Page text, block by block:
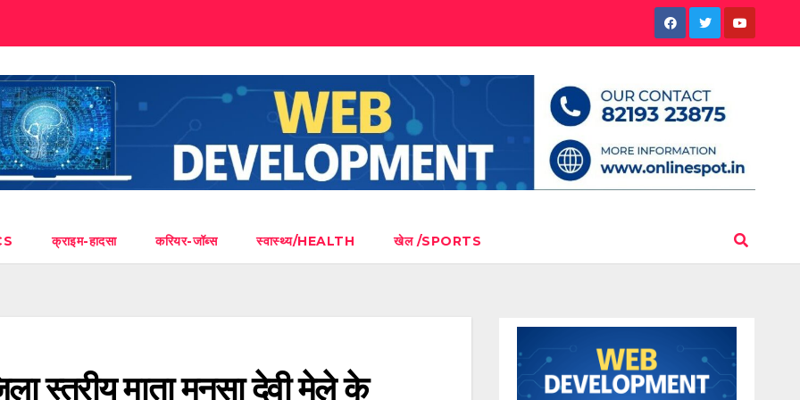
क्राइम-हादसा करियर-जॉब्स स्वास्थ्य/HEALTH खेल /SPORTS
स्तरीय माता मनसा देवी मेले के